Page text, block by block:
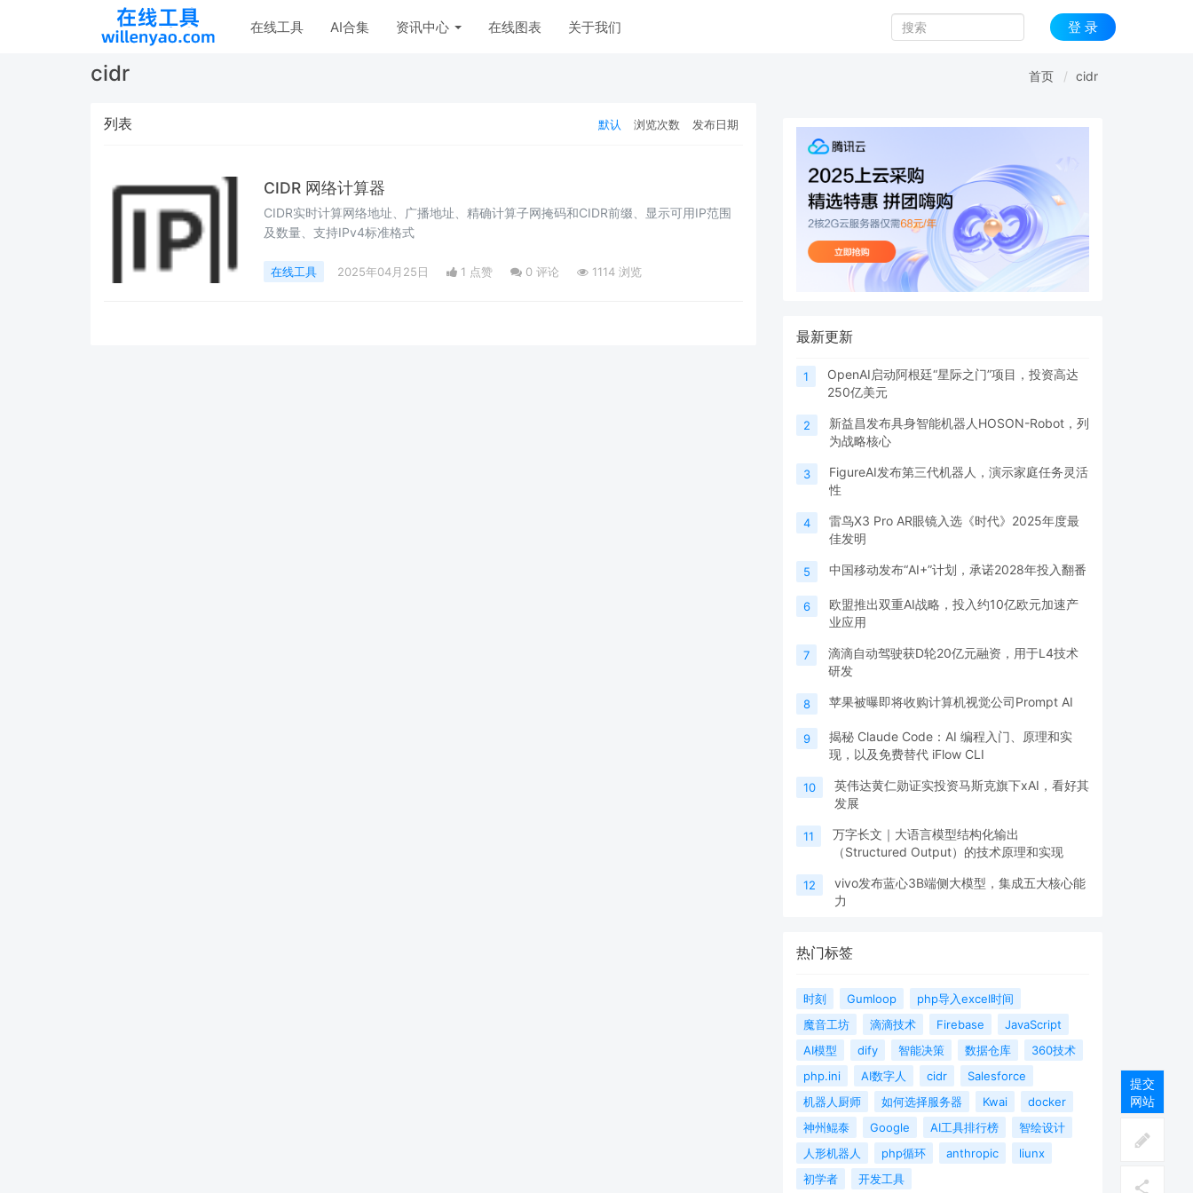
登 录
在线工具 AI合集 资讯中心 在线图表 关于我们
cidr 首页 cidr
列表 默认 浏览次数 发布日期
CIDR 网络计算器
CIDR实时计算网络地址、广播地址、精确计算子网掩码和CIDR前缀、显示可用IP范围
及数量、支持IPv4标准格式
在线工具 2025年04月25日 1 点赞 0 评论 1114 浏览
最新更新
1
OpenAI启动阿根廷“星际之门”项目，投资高达
250亿美元
2
新益昌发布具身智能机器人HOSON-Robot，列
为战略核心
3
FigureAI发布第三代机器人，演示家庭任务灵活
性
4
雷鸟X3 Pro AR眼镜入选《时代》2025年度最
佳发明
5 中国移动发布“AI+”计划，承诺2028年投入翻番
6
欧盟推出双重AI战略，投入约10亿欧元加速产
业应用
7
滴滴自动驾驶获D轮20亿元融资，用于L4技术
研发
8 苹果被曝即将收购计算机视觉公司Prompt AI
9
揭秘 Claude Code：AI 编程入门、原理和实
现，以及免费替代 iFlow CLI
10
英伟达黄仁勋证实投资马斯克旗下xAI，看好其
发展
11
万字长文｜大语言模型结构化输出
（Structured Output）的技术原理和实现
12
vivo发布蓝心3B端侧大模型，集成五大核心能
力
热门标签
时刻 Gumloop
php导入excel时间
魔音工坊
滴滴技术 Firebase
JavaScript
AI模型
dify 智能决策 数据仓库
360技术
php.ini
AI数字人 cidr
Salesforce
机器人厨师
如何选择服务器 Kwai
docker
神州鲲泰
Google AI工具排行榜
智绘设计
人形机器人
php循环 anthropic
liunx
初学者
开发工具
提交
网站